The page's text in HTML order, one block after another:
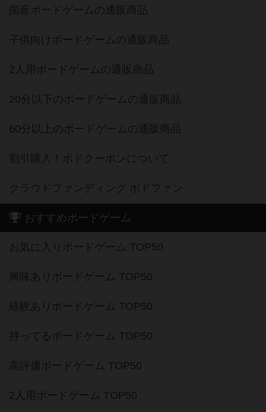
国産ボードゲームの通販商品
子供向けボードゲームの通販商品
2人用ボードゲームの通販商品
20分以下のボードゲームの通販商品
60分以上のボードゲームの通販商品
割引購入！ボドクーポンについて
クラウドファンディング ボドファン
おすすめボードゲーム
お気に入りボードゲーム TOP50
興味ありボードゲーム TOP50
経験ありボードゲーム TOP50
持ってるボードゲーム TOP50
高評価ボードゲーム TOP50
2人用ボードゲーム TOP50